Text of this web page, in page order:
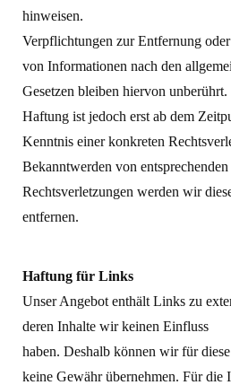
hinweisen.
Verpflichtungen zur Entfernung
von Informationen nach den
Gesetzen bleiben hiervon
Haftung ist jedoch erst ab dem
Kenntnis einer konkreten
Bekanntwerden von entsprechenden
Rechtsverletzungen werden wir
entfernen.
Haftung für Links
Unser Angebot enthält Links zu
deren Inhalte wir keinen Einfluss
haben. Deshalb können wir für
keine Gewähr übernehmen. Für die